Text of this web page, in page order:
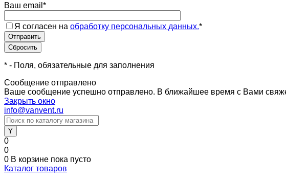
Ваш email *
Я согласен на обработку персональных данных.*
* - Поля, обязательные для заполнения
Сообщение отправлено
Ваше сообщение успешно отправлено. В ближайшее время с Вами
Закрыть окно
info@vanvent.ru
0
0
0 В корзине пока пусто
Каталог товаров